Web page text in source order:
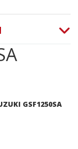
GSF1250SA